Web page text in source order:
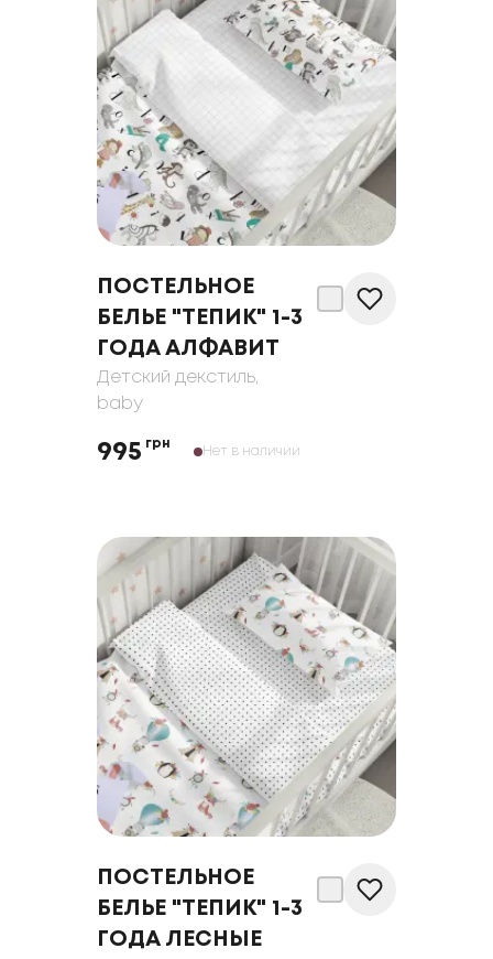
ПОСТЕЛЬНОЕ
БЕЛЬЕ "ТЕПИК" 1-3
ГОДА АЛФАВИТ
Детский декстиль,
baby
995 грн
Нет в наличии
ПОСТЕЛЬНОЕ
БЕЛЬЕ "ТЕПИК" 1-3
ГОДА ЛЕСНЫЕ